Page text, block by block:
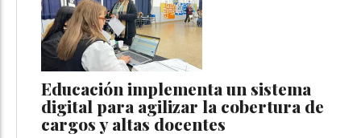
Educación implementa un sistema
digital para agilizar la cobertura de
cargos y altas docentes